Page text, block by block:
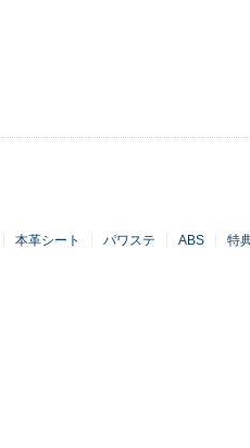
本革シート パワステ ABS 特